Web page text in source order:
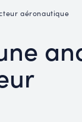
aéronautique